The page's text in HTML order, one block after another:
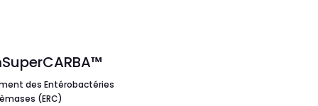
des Entérobactéries
(ERC)